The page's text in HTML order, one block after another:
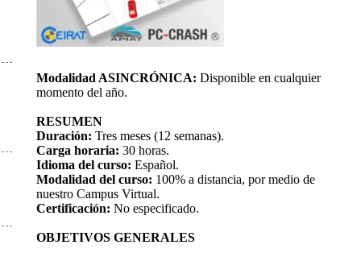
Modalidad ASINCRÓNICA: Disponible en cualquier
momento del año.
RESUMEN
Duración: Tres meses (12 semanas).
Carga horaria: 30 horas.
Idioma del curso: Español.
Modalidad del curso: 100% a distancia, por medio de
nuestro Campus Virtual.
Certificación: No especificado.
OBJETIVOS GENERALES